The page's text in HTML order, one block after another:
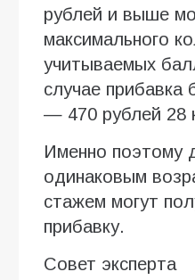
рублей и выше
максимального
учитываемых
случае прибавка
— 470 рублей 28
Именно поэтому
одинаковым
стажем могут
прибавку.
Совет эксперта